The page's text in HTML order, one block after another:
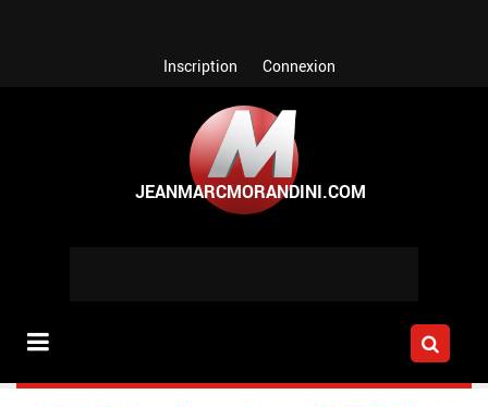
Inscription Connexion